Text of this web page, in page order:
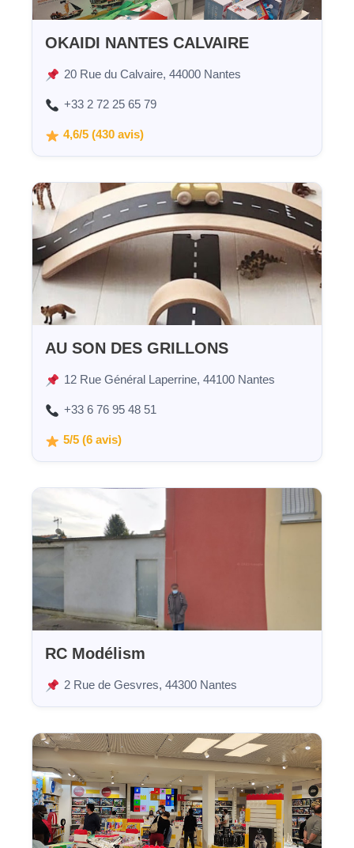
OKAIDI NANTES CALVAIRE
20 Rue du Calvaire, 44000 Nantes
+33 2 72 25 65 79
4,6/5 (430 avis)
AU SON DES GRILLONS
12 Rue Général Laperrine, 44100 Nantes
+33 6 76 95 48 51
5/5 (6 avis)
RC Modélism
2 Rue de Gesvres, 44300 Nantes